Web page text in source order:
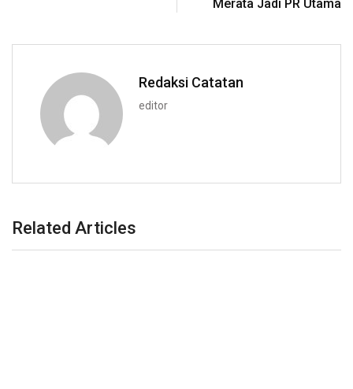
Merata Jadi PR Utama
Redaksi Catatan
editor
Related Articles